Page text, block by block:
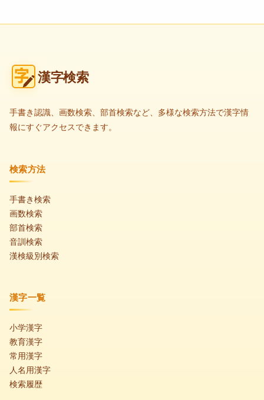
漢字検索
手書き認識、画数検索、部首検索など、多様な検索方法で漢字情
報にすぐアクセスできます。
検索方法
手書き検索
画数検索
部首検索
音訓検索
漢検級別検索
漢字一覧
小学漢字
教育漢字
常用漢字
人名用漢字
検索履歴